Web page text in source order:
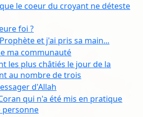
le coeur du croyant ne déteste
foi ?
et j'ai pris sa main...
ma communauté
les plus châtiés le jour de la
au nombre de trois
d'Allah
qui n'a été mis en pratique
personne